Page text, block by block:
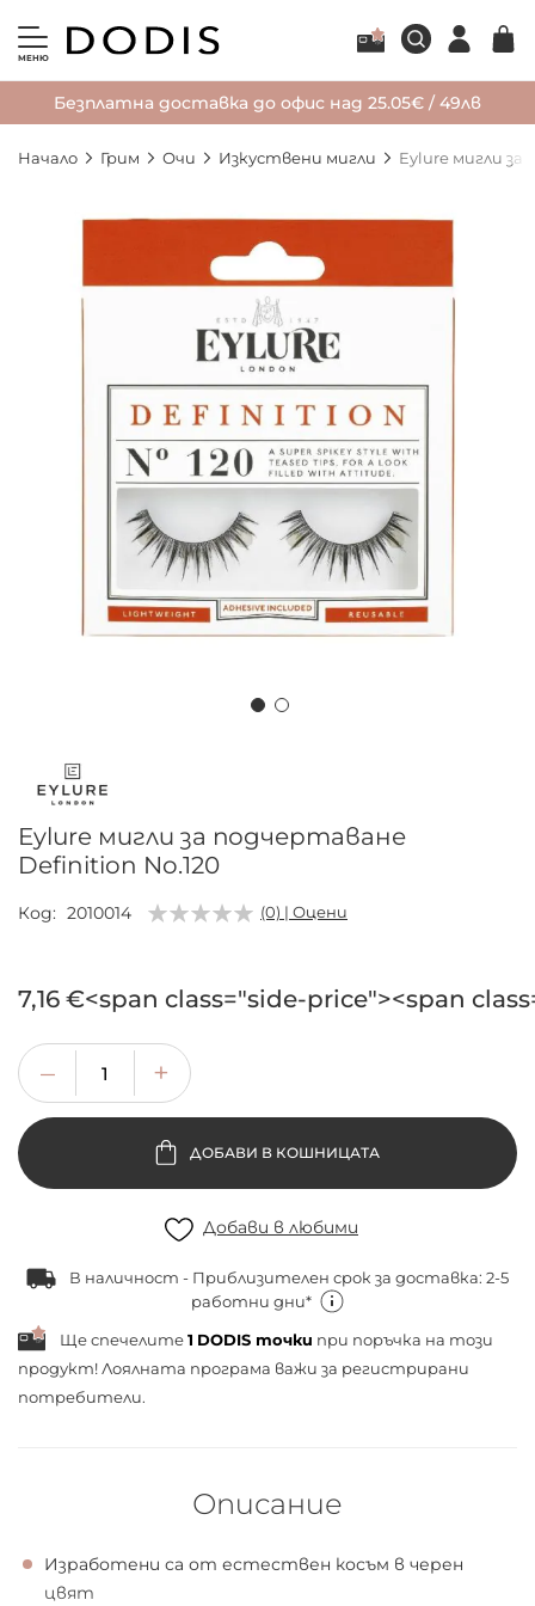
МЕНЮ
Безплатна доставка до офис над 25.05€ / 49лв
Начало Грим Очи Изкуствени мигли Eylure мигли за
галерията
началото
галерия
със
снимки
Eylure мигли за подчертаване
Definition No.120
Код 2010014 (0) | Оцени
7,16 €<span class="side-price"><span
ДОБАВИ В КОШНИЦАТА
Добави в любими
В наличност - Приблизителен срок за доставка: 2-5
работни дни*
Ще спечелите1 DODIS точки при поръчка на този
продукт! Лоялната програма важи за регистрирани
потребители.
Описание
Изработени са от естествен косъм в черен
цвят